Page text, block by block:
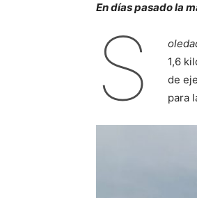
En días pasado la
S
1,6
de
para